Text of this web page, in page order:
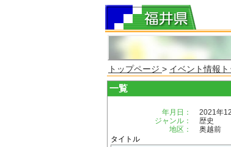
トップページ > イベント情報
一覧
年月日：
2021年
ジャンル：
歴史
地区：
奥越前
タイトル